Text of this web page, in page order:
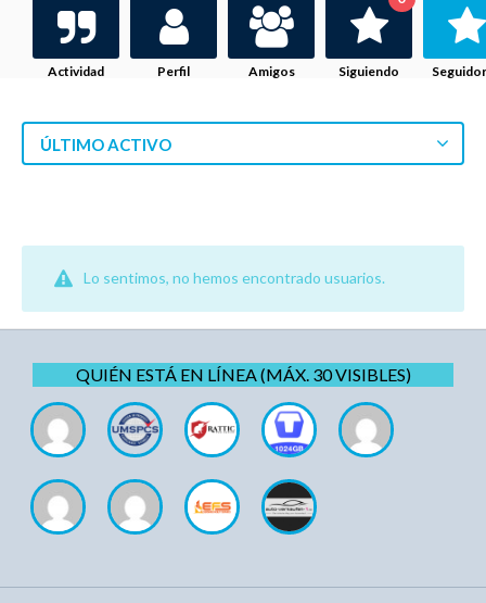
Actividad Perfil Amigos Siguiendo
ÚLTIMO ACTIVO
Lo sentimos, no hemos encontrado usuarios.
QUIÉN ESTÁ EN LÍNEA (MÁX. 30 VISIBLES)